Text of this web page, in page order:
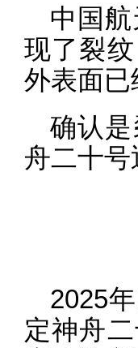
中国
现了裂
外表面已
确认
舟二十
2025
定神舟